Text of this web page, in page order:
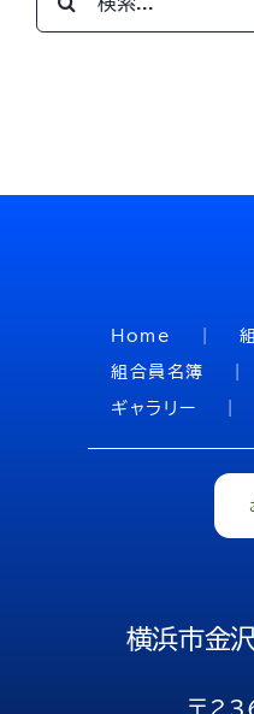
索
Home
組合員名簿
ギャラリー
横浜市金
〒